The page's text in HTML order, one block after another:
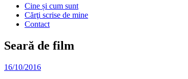
Skip
content
Cine și cum sunt
Cărţi scrise de mine
Contact
Seară de film
16/10/2016